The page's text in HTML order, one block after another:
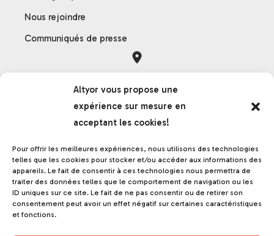
Altyor vous propose une
expérience sur mesure en
acceptant les cookies!
Pour offrir les meilleures expériences, nous utilisons des technologies
telles que les cookies pour stocker et/ou accéder aux informations des
appareils. Le fait de consentir à ces technologies nous permettra de
traiter des données telles que le comportement de navigation ou les
ID uniques sur ce site. Le fait de ne pas consentir ou de retirer son
consentement peut avoir un effet négatif sur certaines caractéristiques
et fonctions.
Nous rejoindre
Communiqués de presse
121 rue des Hêtres
45590 Saint-Cyr-en-Val
France
Grenoble
17 rue de la frise